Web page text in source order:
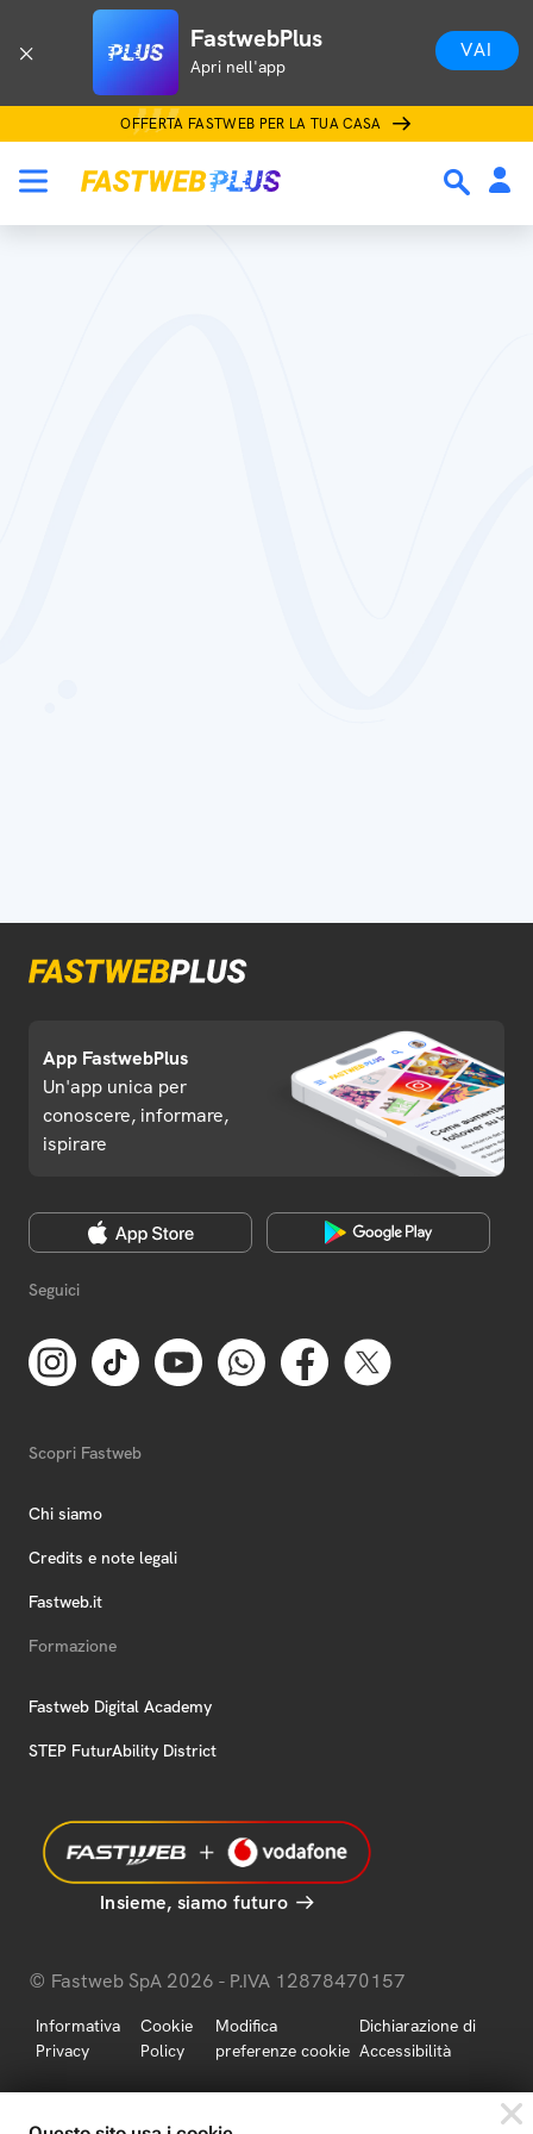
FastwebPlus
Apri nell'app
VAI
OFFERTA FASTWEB PER LA TUA CASA
App FastwebPlus
Un'app unica per
conoscere, informare,
ispirare
Seguici
Scopri Fastweb
Chi siamo
Credits e note legali
Fastweb.it
Formazione
Fastweb Digital Academy
STEP FuturAbility District
Insieme, siamo futuro
© Fastweb SpA 2026 - P.IVA 12878470157
Informativa
Privacy
Cookie
Policy
Modifica
preferenze cookie
Dichiarazione di
Accessibilità